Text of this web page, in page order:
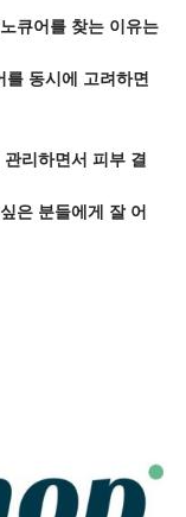
큐어를 찾는 이유는
동시에 고려하면
리하면서 피부 결
은 분들에게 잘 어